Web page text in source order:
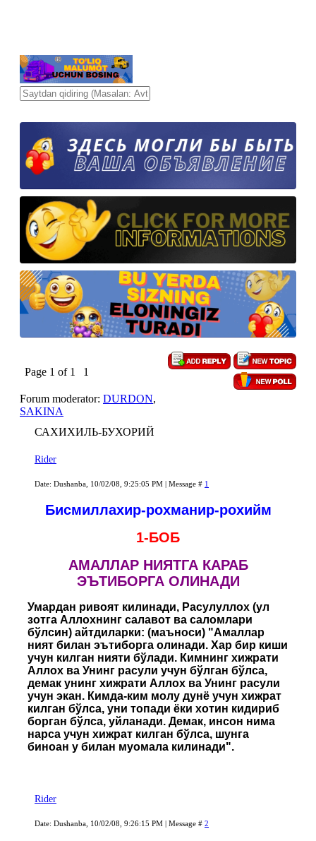
Page 1 of 1 1
Forum moderator: DURDON,
SAKINA
САХИХИЛЬ-БУХОРИЙ
Rider
Date: Dushanba, 10/02/08, 9:25:05 PM | Message # 1
Бисмиллахир-рохманир-рохийм
1-БОБ
АМАЛЛАР НИЯТГА КАРАБ
ЭЪТИБОРГА ОЛИНАДИ
Умардан ривоят килинади, Расулуллох (ул
зотга Аллохнинг салавот ва саломлари
бўлсин) айтдиларки: (маъноси) "Амаллар
ният билан эътиборга олинади. Хар бир киши
учун килган нияти бўлади. Кимнинг хижрати
Аллох ва Унинг расули учун бўлган бўлса,
демак унинг хижрати Аллох ва Унинг расули
учун экан. Кимда-ким молу дунё учун хижрат
килган бўлса, уни топади ёки хотин кидириб
борган бўлса, уйланади. Демак, инсон нима
нарса учун хижрат килган бўлса, шунга
биноан у билан муомала килинади".
Rider
Date: Dushanba, 10/02/08, 9:26:15 PM | Message # 2